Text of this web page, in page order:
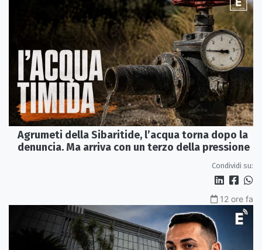
Agrumeti della Sibaritide, l’acqua torna dopo la
denuncia. Ma arriva con un terzo della pressione
Condividi su:
12 ore fa